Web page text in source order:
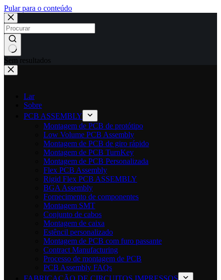
Pular para o conteúdo
Sem resultados
Lar
Sobre
PCB ASSEMBLY
Montagem de PCB de protótipo
Low Volume PCB Assembly
Montagem de PCB de giro rápido
Montagem de PCB TurnKey
Montagem de PCB Personalizada
Flex PCB Assembly
Rigid Flex PCB ASSEMBLY
BGA Assembly
Fornecimento de componentes
Montagem SMT
Conjunto de cabos
Montagem de caixa
Estêncil personalizado
Montagem de PCB com furo passante
Contract Manufacturing
Processo de montagem de PCB
PCB Assembly FAQs
FABRICAÇÃO DE CIRCUITOS IMPRESSOS